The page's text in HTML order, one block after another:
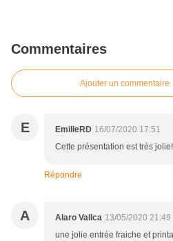
Commentaires
Ajouter un commentaire
E EmilieRD 16/07/2020 17:51
Cette présentation est très jolie!
Répondre
A Alaro Vallca 13/05/2020 21:49
une jolie entrée fraiche et